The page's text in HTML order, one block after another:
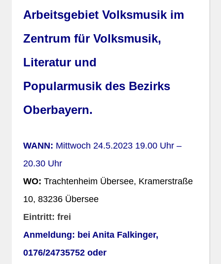
Arbeitsgebiet Volksmusik im
Zentrum für Volksmusik,
Literatur und
Popularmusik des Bezirks
Oberbayern.
WANN: Mittwoch 24.5.2023 19.00 Uhr –
20.30 Uhr
WO: Trachtenheim Übersee, Kramerstraße
10, 83236 Übersee
Eintritt: frei
Anmeldung: bei Anita Falkinger,
0176/24735752 oder